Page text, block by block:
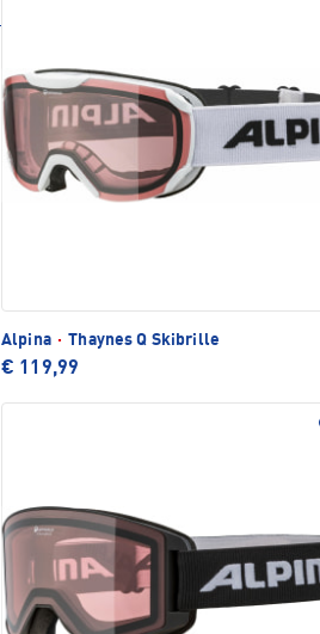
Alpina · Thaynes Q Skibrille
€ 119,99